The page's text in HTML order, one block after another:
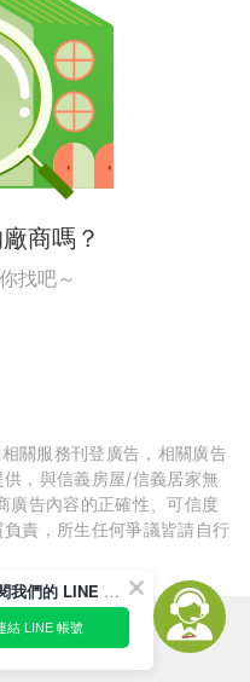
商嗎？
找吧～
關服務刊登廣告，相關廣告
，與信義房屋/信義居家無
廣告內容的正確性、可信度
責，所生任何爭議皆請自行
歡迎訂閱我們的 LINE 官方帳號
結 LINE 帳號